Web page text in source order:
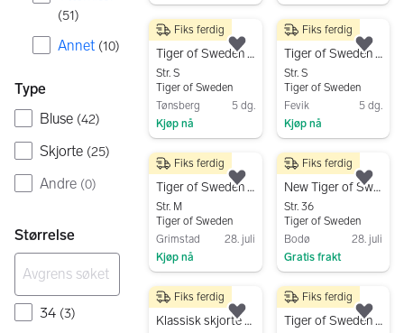
(51)
Annet (10)
Type
Bluse (42)
Skjorte (25)
Andre (0)
Størrelse
34 (3)
100 kr
Tiger of Sweden skjorte dame S blå bomull
Str. S
Tiger of Sweden
Tønsberg
5 dg.
Kjøp nå
Fiks ferdig
Legg til som favoritt.
500 kr
Tiger of Sweden silkebluse, S
Str. S
Tiger of Sweden
Fevik
5 dg.
Kjøp nå
Fiks ferdig
250 kr
Tiger of Sweden bluse M blå dame
Str. M
Tiger of Sweden
Grimstad
28. juli
Kjøp nå
Fiks ferdig
Legg til som favoritt.
170 kr
New Tiger of Sweden shirt, size 36
Str. 36
Tiger of Sweden
Bodø
28. juli
Gratis frakt
Fiks ferdig
200 kr
Klassisk skjorte fra Tiger of Sweden
Fiks ferdig
Legg til som favoritt.
550 kr
Tiger of Sweden skjorte
Fiks ferdig